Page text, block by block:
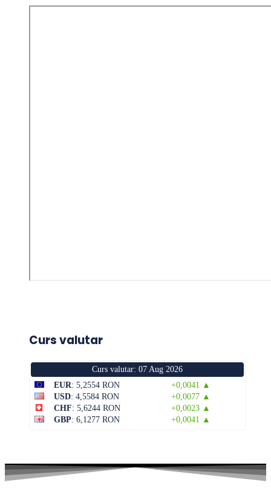
Curs valutar
Curs valutar: 07 Aug 2026
EUR: 5,2554 RON
+0,0041 ▲
USD: 4,5584 RON
+0,0077 ▲
CHF: 5,6244 RON
+0,0023 ▲
GBP: 6,1277 RON +0,0041 ▲